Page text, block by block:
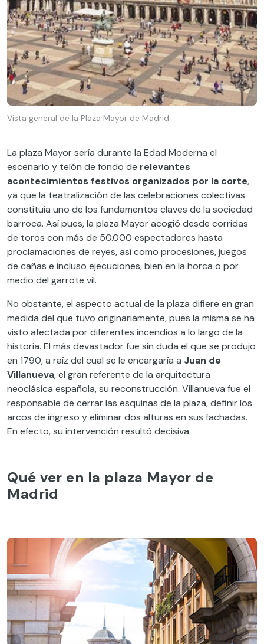
Vista general de la Plaza Mayor de Madrid
La plaza Mayor sería durante la Edad Moderna el
escenario y telón de fondo de relevantes
acontecimientos festivos organizados por la corte,
ya que la teatralización de las celebraciones colectivas
constituía uno de los fundamentos claves de la sociedad
barroca. Así pues, la plaza Mayor acogió desde corridas
de toros con más de 50.000 espectadores hasta
proclamaciones de reyes, así como procesiones, juegos
de cañas e incluso ejecuciones, bien en la horca o por
medio del garrote vil.
No obstante, el aspecto actual de la plaza difiere en gran
medida del que tuvo originariamente, pues la misma se ha
visto afectada por diferentes incendios a lo largo de la
historia. El más devastador fue sin duda el que se produjo
en 1790, a raíz del cual se le encargaría a Juan de
Villanueva, el gran referente de la arquitectura
neoclásica española, su reconstrucción. Villanueva fue el
responsable de cerrar las esquinas de la plaza, definir los
arcos de ingreso y eliminar dos alturas en sus fachadas.
En efecto, su intervención resultó decisiva.
Qué ver en la plaza Mayor de
Madrid